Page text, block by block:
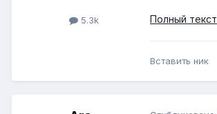
5.3k Полный текст
Вставить ник